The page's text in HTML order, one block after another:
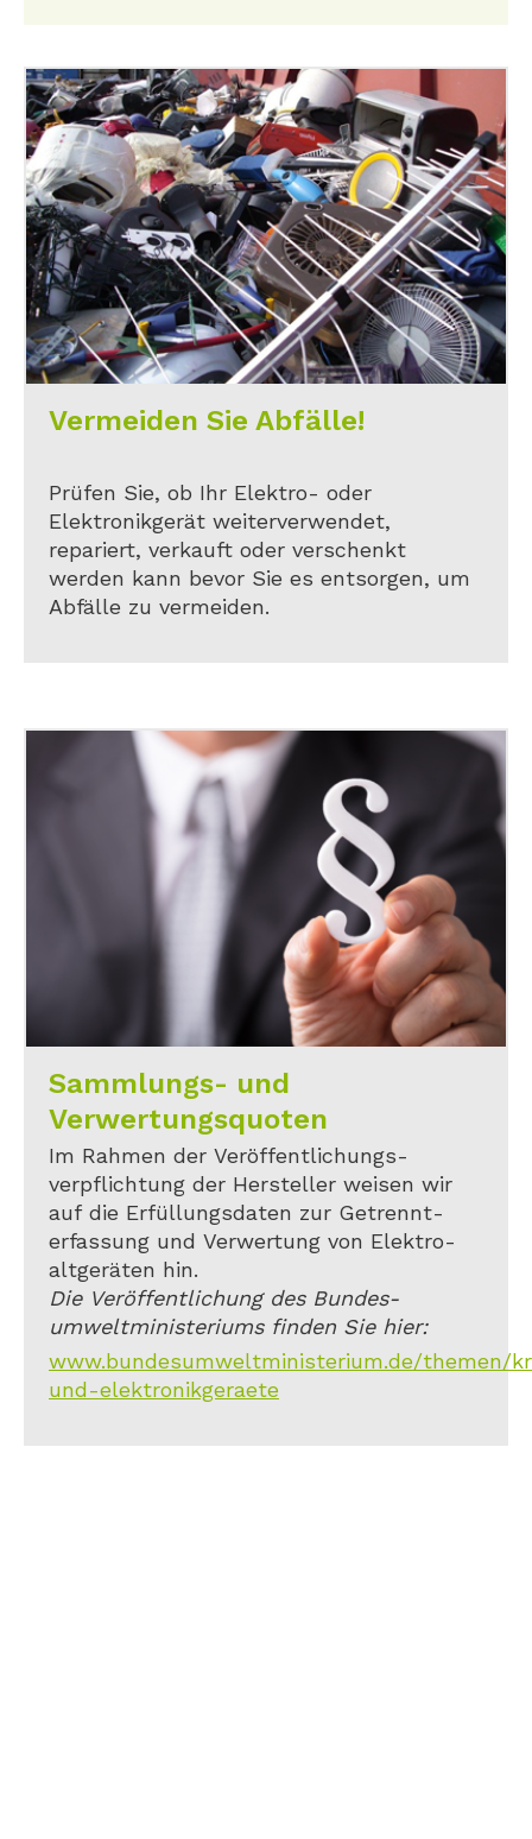
Vermeiden Sie Abfälle!
Prüfen Sie, ob Ihr Elektro- oder
Elektronikgerät weiterverwendet,
repariert, verkauft oder verschenkt
werden kann bevor Sie es entsorgen, um
Abfälle zu vermeiden.
Sammlungs- und
Verwertungsquoten
Im Rahmen der Veröffentlichungs-
verpflichtung der Hersteller weisen wir
auf die Erfüllungsdaten zur Getrennt-
erfassung und Verwertung von Elektro-
altgeräten hin.
Die Veröffentlichung des Bundes-
umweltministeriums finden Sie hier:
www.bundesumweltministerium.de/
und-elektronikgeraete